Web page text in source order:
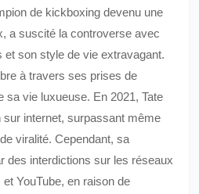
de kickboxing devenu une
a suscité la controverse avec
son style de vie extravagant.
à travers ses prises de
sa vie luxueuse. En 2021, Tate
internet, surpassant même
viralité. Cependant, sa
des interdictions sur les réseaux
YouTube, en raison de